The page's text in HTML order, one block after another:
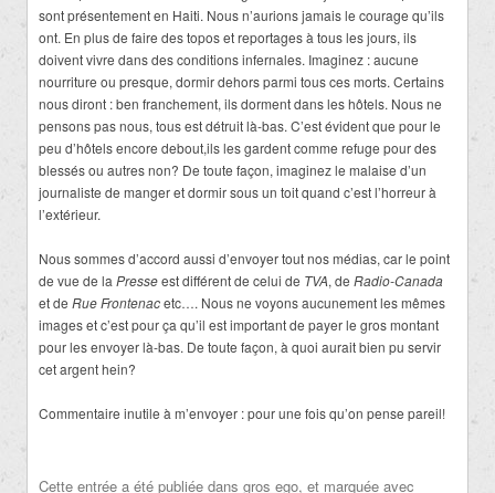
sont présentement en Haiti. Nous n’aurions jamais le courage qu’ils
ont. En plus de faire des topos et reportages à tous les jours, ils
doivent vivre dans des conditions infernales. Imaginez : aucune
nourriture ou presque, dormir dehors parmi tous ces morts. Certains
nous diront : ben franchement, ils dorment dans les hôtels. Nous ne
pensons pas nous, tous est détruit là-bas. C’est évident que pour le
peu d’hôtels encore debout,ils les gardent comme refuge pour des
blessés ou autres non? De toute façon, imaginez le malaise d’un
journaliste de manger et dormir sous un toit quand c’est l’horreur à
l’extérieur.
Nous sommes d’accord aussi d’envoyer tout nos médias, car le point
de vue de la Presseest différent de celui de TVA, de Radio-Canada
et de Rue Frontenacetc…. Nous ne voyons aucunement les mêmes
images et c’est pour ça qu’il est important de payer le gros montant
pour les envoyer là-bas. De toute façon, à quoi aurait bien pu servir
cet argent hein?
Commentaire inutile à m’envoyer : pour une fois qu’on pense pareil!
Cette entrée a été publiée dans gros ego, et marquée avec